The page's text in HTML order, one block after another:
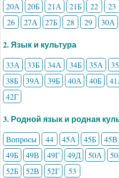
20А
20Б 21А 21Б 22 23
26
27А 27Б 28 29 30А
2. Язык и культура
33А 33Б 34А 34Б 35А
38Б
39А 39Б 40А 40Б
42Г
3. Родной язык и родная
Вопросы 44 45А 45Б 45В
49Б
49В 49Г 49Д 50А
52Б
52В 52Г 53